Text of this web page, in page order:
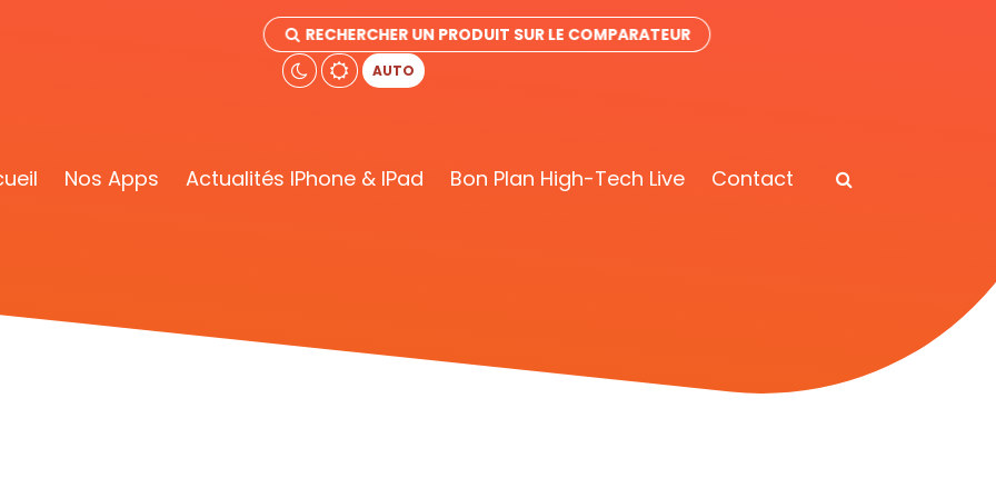
RECHERCHER UN PRODUIT SUR LE COMPARATEUR
AUTO
Nos Apps Actualités IPhone & IPad Bon Plan High-Tech Live Contact